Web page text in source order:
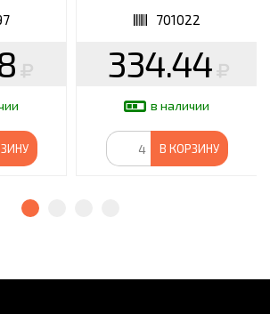
701022
334.44
в наличии
В КОРЗИНУ